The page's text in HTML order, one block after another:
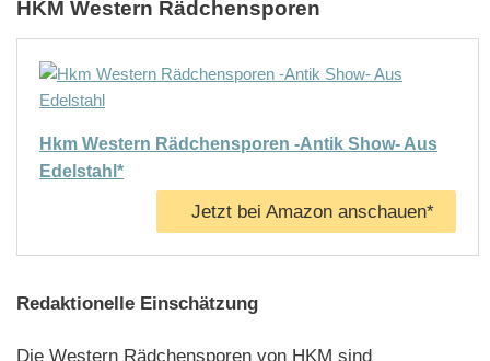
HKM Western Rädchensporen
Hkm Western Rädchensporen -Antik Show- Aus
Edelstahl*
Jetzt bei Amazon anschauen*
Redaktionelle Einschätzung
Die Western Rädchensporen von HKM sind